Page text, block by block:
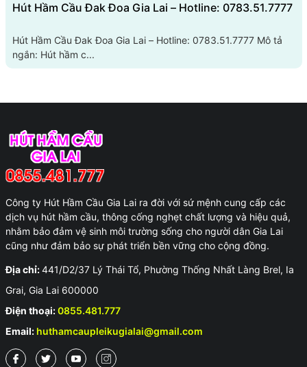
Hút Hầm Cầu Đak Đoa Gia Lai – Hotline: 0783.51.7777
Hút Hầm Cầu Đak Đoa Gia Lai – Hotline: 0783.51.7777 Mô tả
ngắn: Hút hầm c...
Công ty Hút Hầm Cầu Gia Lai ra đời với sứ mệnh cung cấp các
dịch vụ hút hầm cầu, thông cống nghẹt chất lượng và hiệu quả,
nhằm bảo đảm vệ sinh môi trường sống cho người dân Gia Lai
cũng như đảm bảo sự phát triển bền vững cho cộng đồng.
Địa chỉ:441/D2/37 Lý Thái Tổ, Phường Thống Nhất Làng Brel, Ia
Grai, Gia Lai 600000
Điện thoại:0855.481.777
Email: huthamcaupleikugialai@gmail.com